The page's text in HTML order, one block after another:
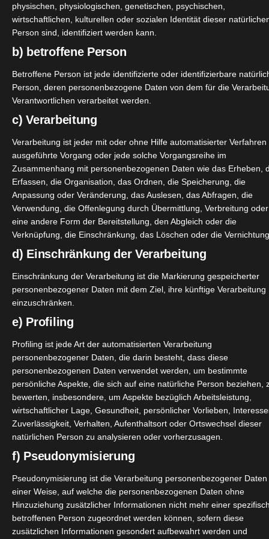
Breathe Right Nasenpflaster
November 6, 2025 | Alltagshelfer,
Produktvorstellungen
Charlotte Tilbury Glossy Lip Kit
Oktober 24, 2025 Beauty Produktvorstellungen
Wellness
Charlotte Tilbury Geschenkset
Oktober 24, 2025 | Beauty,Lifestyle,Pflege ,Produktvorstellungen
Wellness
physischen, physiologischen, genetischen, psychischen,
wirtschaftlichen, kulturellen oder sozialen Identität dieser
Person sind, identifiziert werden kann.
b) betroffene Person
Betroffene Person ist jede identifizierte oder identifizierbare
Person, deren personenbezogene Daten von dem für die
Verantwortlichen verarbeitet werden.
c) Verarbeitung
Verarbeitung ist jeder mit oder ohne Hilfe automatisierter Verfahren
ausgeführte Vorgang oder jede solche Vorgangsreihe im
Zusammenhang mit personenbezogenen Daten wie das Erheben,
Erfassen, die Organisation, das Ordnen, die Speicherung, die
Anpassung oder Veränderung, das Auslesen, das Abfragen, die
Verwendung, die Offenlegung durch Übermittlung, Verbreitung oder
eine andere Form der Bereitstellung, den Abgleich oder die
Verknüpfung, die Einschränkung, das Löschen oder die Vernichtung.
d) Einschränkung der Verarbeitung
Einschränkung der Verarbeitung ist die Markierung gespeicherter
personenbezogener Daten mit dem Ziel, ihre künftige Verarbeitung
einzuschränken.
e) Profiling
Profiling ist jede Art der automatisierten Verarbeitung
personenbezogener Daten, die darin besteht, dass diese
personenbezogenen Daten verwendet werden, um bestimmte
persönliche Aspekte, die sich auf eine natürliche Person beziehen,
bewerten, insbesondere, um Aspekte bezüglich Arbeitsleistung,
wirtschaftlicher Lage, Gesundheit, persönlicher Vorlieben,
Zuverlässigkeit, Verhalten, Aufenthaltsort oder Ortswechsel dieser
natürlichen Person zu analysieren oder vorherzusagen.
f) Pseudonymisierung
Pseudonymisierung ist die Verarbeitung personenbezogener Daten
einer Weise, auf welche die personenbezogenen Daten ohne
Hinzuziehung zusätzlicher Informationen nicht mehr einer
betroffenen Person zugeordnet werden können, sofern diese
zusätzlichen Informationen gesondert aufbewahrt werden und